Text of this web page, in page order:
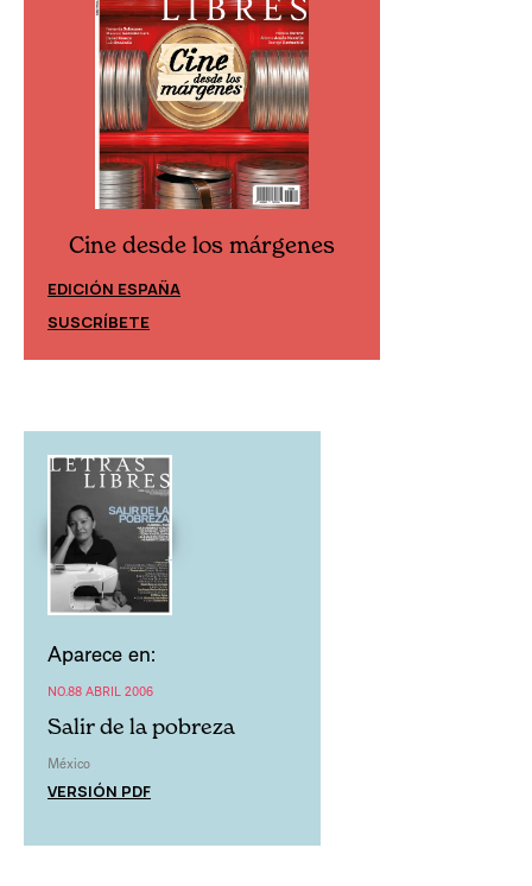
Cine desde los márgenes
EDICIÓN ESPAÑA
SUSCRÍBETE
Aparece en:
NO.88 ABRIL 2006
Salir de la pobreza
México
VERSIÓN PDF